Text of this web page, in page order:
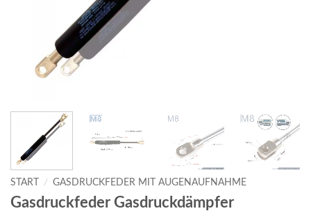
START / GASDRUCKFEDER MIT AUGENAUFNAHME
Gasdruckfeder Gasdruckdämpfer